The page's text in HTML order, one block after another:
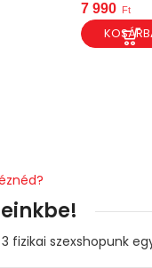
7 990 Ft
szexshopunk